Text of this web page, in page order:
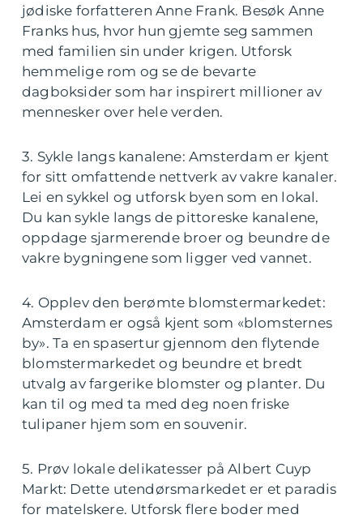
jødiske forfatteren Anne Frank. Besøk Anne
Franks hus, hvor hun gjemte seg sammen
med familien sin under krigen. Utforsk
hemmelige rom og se de bevarte
dagboksider som har inspirert millioner av
mennesker over hele verden.
3. Sykle langs kanalene: Amsterdam er kjent
for sitt omfattende nettverk av vakre kanaler.
Lei en sykkel og utforsk byen som en lokal.
Du kan sykle langs de pittoreske kanalene,
oppdage sjarmerende broer og beundre de
vakre bygningene som ligger ved vannet.
4. Opplev den berømte blomstermarkedet:
Amsterdam er også kjent som «blomsternes
by». Ta en spasertur gjennom den flytende
blomstermarkedet og beundre et bredt
utvalg av fargerike blomster og planter. Du
kan til og med ta med deg noen friske
tulipaner hjem som en souvenir.
5. Prøv lokale delikatesser på Albert Cuyp
Markt: Dette utendørsmarkedet er et paradis
for matelskere. Utforsk flere boder med